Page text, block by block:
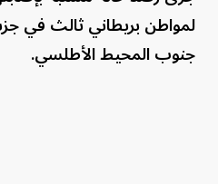
لمواطن بريطاني ثالث في
جنوب المحيط الأطلسي.